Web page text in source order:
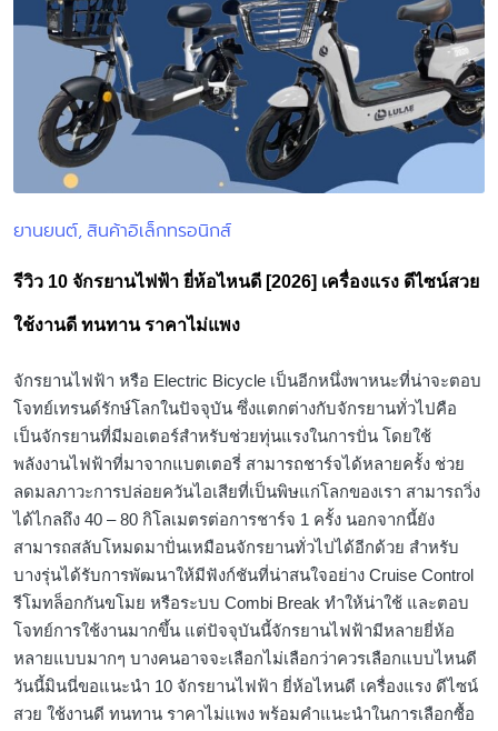
Posted
ยานยนต์ สินค้าอิเล็กทรอนิกส์
รีวิว 10 จักรยานไฟฟ้า ยี่ห้อไหนดี [2026] เครื่องแรง ดีไซน์สวย
ใช้งานดี ทนทาน ราคาไม่แพง
จักรยานไฟฟ้า หรือ Electric Bicycle เป็นอีกหนึ่งพาหนะที่น่าจะตอบ
โจทย์เทรนด์รักษ์โลกในปัจจุบัน ซึ่งแตกต่างกับจักรยานทั่วไปคือ
เป็นจักรยานที่มีมอเตอร์สำหรับช่วยทุ่นแรงในการปั่น โดยใช้
พลังงานไฟฟ้าที่มาจากแบตเตอรี่ สามารถชาร์จได้หลายครั้ง ช่วย
ลดมลภาวะการปล่อยควันไอเสียที่เป็นพิษแก่โลกของเรา สามารถวิ่ง
ได้ไกลถึง 40 – 80 กิโลเมตรต่อการชาร์จ 1 ครั้ง นอกจากนี้ยัง
สามารถสลับโหมดมาปั่นเหมือนจักรยานทั่วไปได้อีกด้วย สำหรับ
บางรุ่นได้รับการพัฒนาให้มีฟังก์ชันที่น่าสนใจอย่าง Cruise Control
รีโมทล็อกกันขโมย หรือระบบ Combi Break ทำให้น่าใช้ และตอบ
โจทย์การใช้งานมากขึ้น แต่ปัจจุบันนี้จักรยานไฟฟ้ามีหลายยี่ห้อ
หลายแบบมากๆ บางคนอาจจะเลือกไม่เลือกว่าควรเลือกแบบไหนดี
วันนี้มินนี่ขอแนะนำ 10 จักรยานไฟฟ้า ยี่ห้อไหนดี เครื่องแรง ดีไซน์
สวย ใช้งานดี ทนทาน ราคาไม่แพง พร้อมคำแนะนำในการเลือกซื้อ